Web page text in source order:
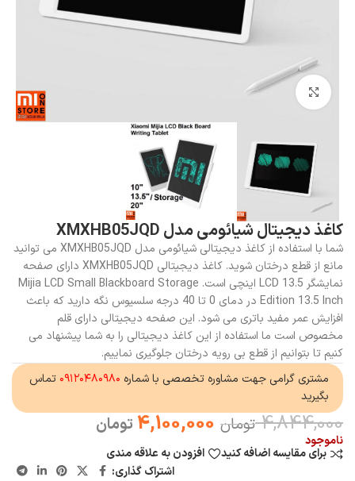
بزرگنمایی تصویر
کاغذ دیجیتال شیائومی مدل XMXHB05JQD
شما با استفاده از کاغذ دیجیتالی شیائومی مدل XMXHB05JQD می توانید
مانع از قطع درختان شوید. کاغذ دیجیتالی XMXHB05JQD دارای صفحه
نمایشگر LCD 13.5 اینچی است. Mijia LCD Small Blackboard Storage
Edition 13.5 Inch در دمای 0 تا 40 درجه سلسیوس نگه دارید که باعث
افزایش عمر مفید باتری می شود. این صفحه دیجیتالی دارای قلم
مخصوص است ما استفاده از این کاغذ دیجیتالی را به شما پیشنهاد می
کنیم تا بتوانیم از قطع بی رویه درختان جلوگیری نماییم.
مشتری گرامی جهت مشاوره تخصصی با شماره ۰۹۱۲۰۴۸۰۹۸۰ تماس
بگیرید
4,844,000 تومان 4,100,000 تومان
ناموجود
برای مقایسه اضافه کنید
افزودن به علاقه مندی
اشتراک گذاری: